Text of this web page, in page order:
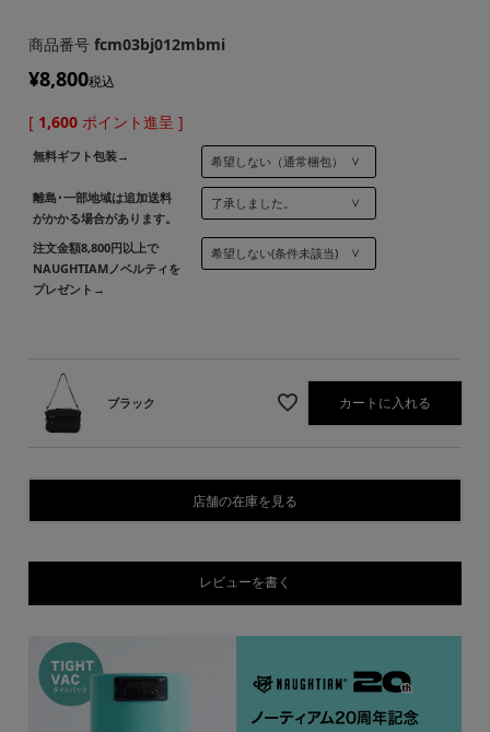
商品番号 fcm03bj012mbmi
¥8,800税込
[ 1,600 ポイント進呈 ]
無料ギフト包装→
離島･一部地域は追加送料
がかかる場合があります。
注文金額8,800円以上で
NAUGHTIAMノベルティを
プレゼント→
ブラック カートに入れる
店舗の在庫を見る
レビューを書く